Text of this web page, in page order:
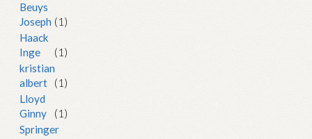
Beuys
Joseph (1)
Haack
Inge
(1)
kristian
albert
(1)
Lloyd
Ginny
(1)
Springer